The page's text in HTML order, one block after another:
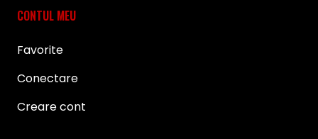
CONTUL MEU
Favorite
Conectare
Creare cont